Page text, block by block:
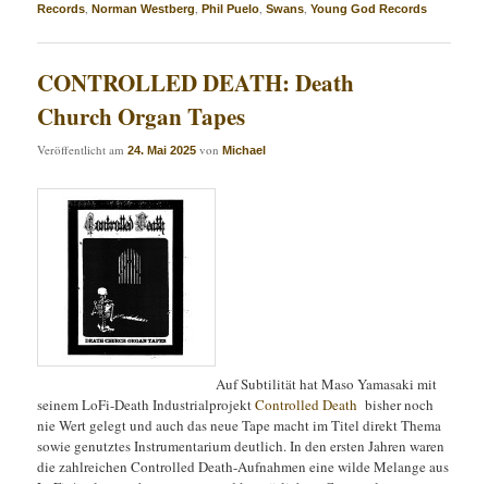
Records,Norman Westberg,Phil Puelo,Swans,Young God Records
CONTROLLED DEATH: Death
Church Organ Tapes
Veröffentlicht am24. Mai 2025 vonMichael
Auf Subtilität hat Maso Yamasaki mit
seinem LoFi-Death IndustrialprojektControlled Death bisher noch
nie Wert gelegt und auch das neue Tape macht im Titel direkt Thema
sowie genutztes Instrumentarium deutlich. In den ersten Jahren waren
die zahlreichen Controlled Death-Aufnahmen eine wilde Melange aus